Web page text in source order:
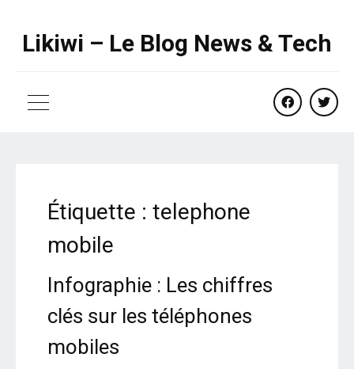
Likiwi – Le Blog News & Tech
facebook
Étiquette : telephone
mobile
Infographie : Les chiffres
clés sur les téléphones
mobiles